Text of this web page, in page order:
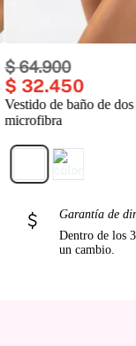
$64.900
$ 32.450
Vestido de baño de
microfibra
Garantía de
Dentro de los
un cambio.